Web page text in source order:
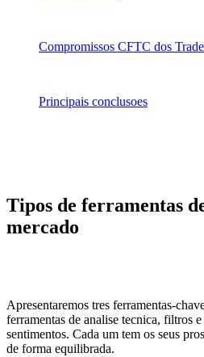
Compromissos CFTC dos
Principais conclusoes
Tipos de ferramentas
mercado
Apresentaremos tres ferramentas-
ferramentas de analise tecnica, filtros
sentimentos. Cada um tem os seus
de forma equilibrada.